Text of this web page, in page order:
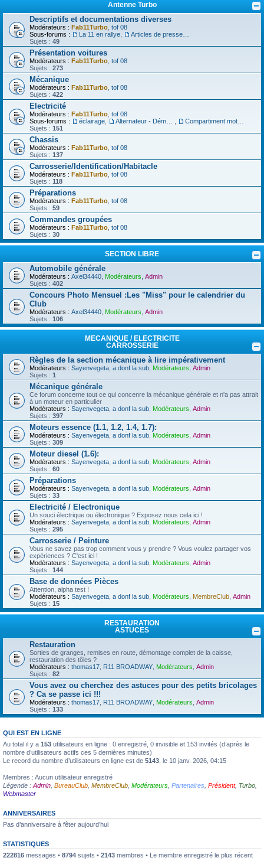
Antenne Turbo
Descriptifs et documentations diverses
Modérateurs : Fab11Turbo tof 08
Sous-forums :
La 11 en rallye
Sujets : 49
Présentation voitures
Modérateurs : Fab11Turbo tof 08
Sujets : 273
Mécanique
Modérateurs : Fab11Turbo tof 08
Sujets : 422
Electricité
Modérateurs : Fab11Turbo tof 08
Sous-forums :
éclairage
Sujets : 151
Chassis
Modérateurs : Fab11Turbo tof 08
Sujets : 137
Carrosserie/Identification/Habitacle
Modérateurs : Fab11Turbo tof 08
Sujets : 118
Préparations
Modérateurs : Fab11Turbo tof 08
Sujets : 59
Commandes groupées
Modérateurs : Fab11Turbo tof 08
Sujets : 30
SECTION LIBRE
Automobile générale
Modérateurs : Axel34440 Modérateurs Admin
Sujets : 402
Concours Photo Mensuel :Les "Miss" pour le calendrier du
Club
Modérateurs : Axel34440 Modérateurs Admin
Sujets : 106
MECANIQUE / ELECTRICITE
CARROSSERIE
Règles de la section mécanique à lire impérativement
Modérateurs : Sayenvegeta a donf la sub Modérateurs Admin
Sujets : 1
Mécanique générale
Ce forum concerne tout ce qui concenre la mécanique générale et n'a pas attrait
à un moteur en particulier
Modérateurs : Sayenvegeta a donf la sub Modérateurs Admin
Sujets : 397
Moteurs essence (1.1, 1.2, 1.4, 1.7):
Modérateurs : Sayenvegeta a donf la sub Modérateurs Admin
Sujets : 309
Moteur diesel (1.6):
Modérateurs : Sayenvegeta a donf la sub Modérateurs Admin
Sujets : 60
Préparations
Modérateurs : Sayenvegeta a donf la sub Modérateurs Admin
Sujets : 33
Electricité / Electronique
Un souci électrique ou électronique ? Exposez nous cela ici !
Modérateurs : Sayenvegeta a donf la sub Modérateurs Admin
Sujets : 295
Carrosserie / Peinture
Vous ne savez pas trop comment vous y prendre ? Vous voulez partager vos
expériences ? C'est ici !
Modérateurs : Sayenvegeta a donf la sub Modérateurs Admin
Sujets : 144
Base de données Pièces
Attention, alpha test !
Modérateurs : Sayenvegeta a donf la sub Modérateurs MembreClub Admin
Sujets : 15
RESTAURATION
ASTUCES
Restauration
Sorties de granges, remises en route, démontage complet de la caisse,
restauration des tôles ?
Modérateurs : thomas17 R11 BROADWAY Modérateurs Admin
Sujets : 82
Vous avez ou cherchez des astuces pour des petits bricolages
? Ca se passe ici !!!
Modérateurs : thomas17 R11 BROADWAY Modérateurs Admin
Sujets : 133
QUI EST EN LIGNE
Au total il y a 153 utilisateurs en ligne : 0 enregistré, 0 invisible et 153 invités (d’après le
nombre d’utilisateurs actifs ces 5 dernières minutes)
Le record du nombre d’utilisateurs en ligne est de 5143 , le 10 janv. 2026, 04:15
Membres : Aucun utilisateur enregistré
Légende : Admin BureauClub MembreClub Modérateurs Partenaires Président, Turbo
Webmaster
ANNIVERSAIRES
Pas d’anniversaire à fêter aujourd’hui
STATISTIQUES
222816 messages • 8794 sujets • 2143 membres • Le membre enregistré le plus récent